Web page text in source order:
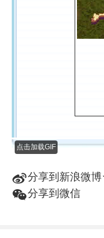
点击加载GIF
t分享到新浪微博
w分享到微信